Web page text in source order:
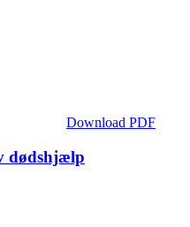
Download PDF
dødshjælp